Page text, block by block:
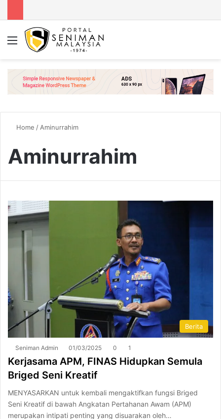
Menu
Home / Aminurrahim
Aminurrahim
Berita
Seniman Admin 01/03/2025 0 1
Kerjasama APM, FINAS Hidupkan Semula
Briged Seni Kreatif
MENYASARKAN untuk kembali mengaktifkan fungsi Briged
Seni Kreatif di bawah Angkatan Pertahanan Awam (APM)
merupakan intipati penting yang disuarakan oleh…